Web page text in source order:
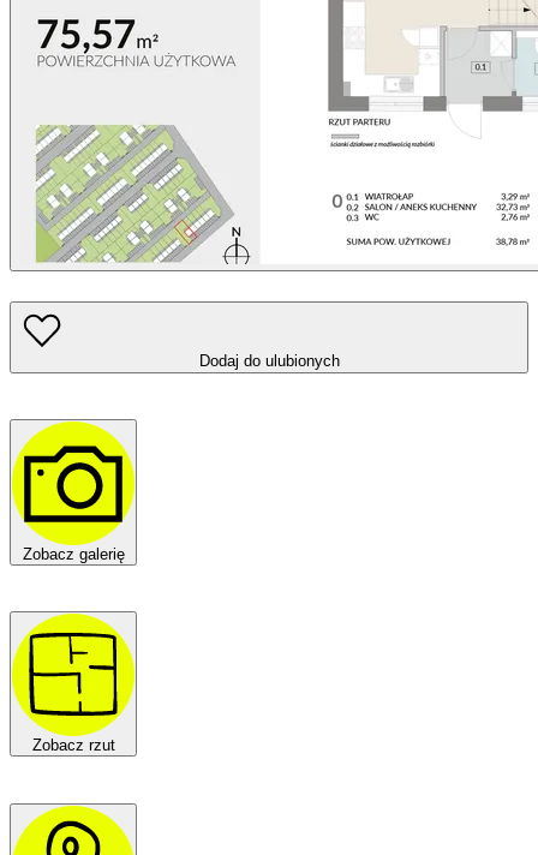
Dodaj do ulubionych
Zobacz galerię
Zobacz rzut